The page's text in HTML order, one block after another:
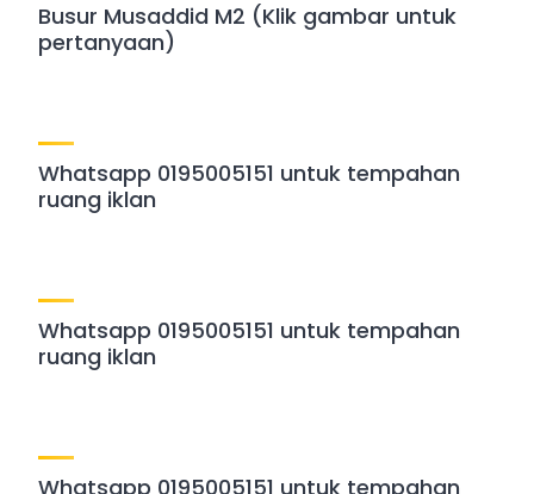
Busur Musaddid M2 (Klik gambar untuk
pertanyaan)
Whatsapp 0195005151 untuk tempahan
ruang iklan
Whatsapp 0195005151 untuk tempahan
ruang iklan
Whatsapp 0195005151 untuk tempahan